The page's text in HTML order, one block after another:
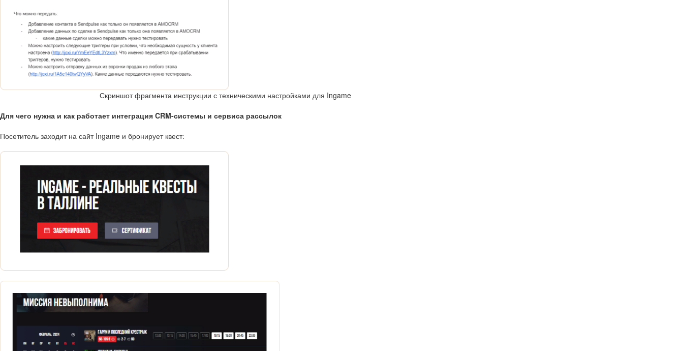
Скриншот фрагмента инструкции с техническими настройками для Ingame
Для чего нужна и как работает интеграция CRM-системы и сервиса рассылок
Посетитель заходит на сайт Ingame и бронирует квест: